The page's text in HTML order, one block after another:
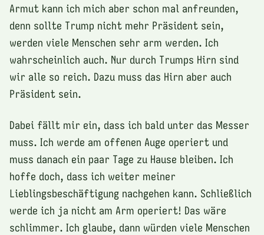
Armut kann ich mich aber schon mal anfreunden,
denn sollte Trump nicht mehr Präsident sein,
werden viele Menschen sehr arm werden. Ich
wahrscheinlich auch. Nur durch Trumps Hirn sind
wir alle so reich. Dazu muss das Hirn aber auch
Präsident sein.
Dabei fällt mir ein, dass ich bald unter das Messer
muss. Ich werde am offenen Auge operiert und
muss danach ein paar Tage zu Hause bleiben. Ich
hoffe doch, dass ich weiter meiner
Lieblingsbeschäftigung nachgehen kann. Schließlich
werde ich ja nicht am Arm operiert! Das wäre
schlimmer. Ich glaube, dann würden viele Menschen